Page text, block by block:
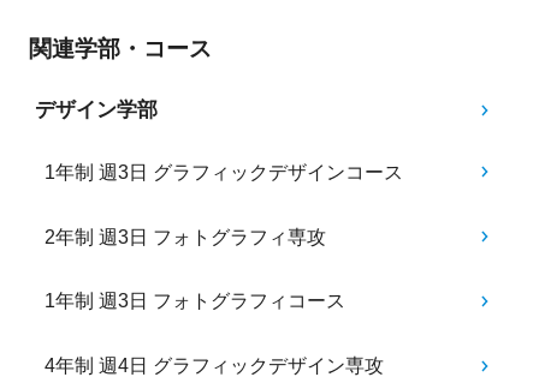
関連学部・コース
デザイン学部
1年制 週3日 グラフィックデザインコース
2年制 週3日 フォトグラフィ専攻
1年制 週3日 フォトグラフィコース
4年制 週4日 グラフィックデザイン専攻